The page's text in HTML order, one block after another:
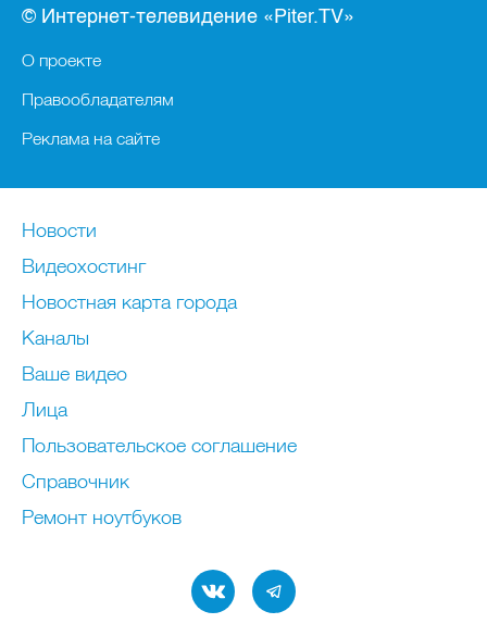
© Интернет-телевидение «Piter.TV»
О проекте
Правообладателям
Реклама на сайте
Новости
Видеохостинг
Новостная карта города
Каналы
Ваше видео
Лица
Пользовательское соглашение
Справочник
Ремонт нoутбуков